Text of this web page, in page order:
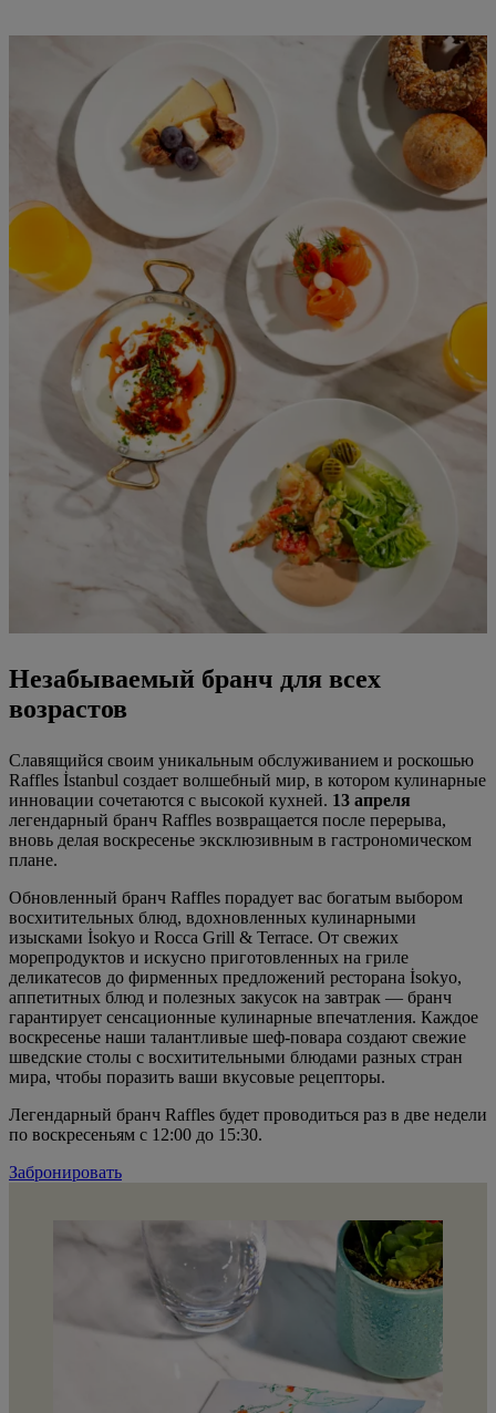
Незабываемый бранч для всех
возрастов
Славящийся своим уникальным обслуживанием и роскошью
Raffles İstanbul создает волшебный мир, в котором кулинарные
инновации сочетаются с высокой кухней. 13 апреля
легендарный бранч Raffles возвращается после перерыва,
вновь делая воскресенье эксклюзивным в гастрономическом
плане.
Обновленный бранч Raffles порадует вас богатым выбором
восхитительных блюд, вдохновленных кулинарными
изысками İsokyo и Rocca Grill & Terrace. От свежих
морепродуктов и искусно приготовленных на гриле
деликатесов до фирменных предложений ресторана İsokyo,
аппетитных блюд и полезных закусок на завтрак — бранч
гарантирует сенсационные кулинарные впечатления. Каждое
воскресенье наши талантливые шеф-повара создают свежие
шведские столы с восхитительными блюдами разных стран
мира, чтобы поразить ваши вкусовые рецепторы.
Легендарный бранч Raffles будет проводиться раз в две недели
по воскресеньям с 12:00 до 15:30.
Забронировать